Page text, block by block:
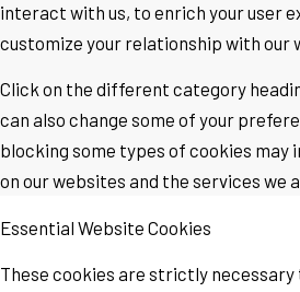
interact with us, to enrich your user
customize your relationship with our
Click on the different category
can also change some of your
blocking some types of cookies may
on our websites and the services we
Essential Website Cookies
These cookies are strictly necessary